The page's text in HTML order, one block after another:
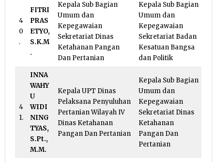
4
0
.
FITRI
PRAS
ETYO,
S.K.M
.
Kepala Sub Bagian
Umum dan
Kepegawaian
Sekretariat Dinas
Ketahanan Pangan
Dan Pertanian
Kepala Sub Bagian
Umum dan
Kepegawaian
Sekretariat Badan
Kesatuan Bangsa
dan Politik
4
1.
INNA
WAHY
U
WIDI
NING
TYAS,
S.Pt.,
M.M.
Kepala UPT Dinas
Pelaksana Penyuluhan
Pertanian Wilayah IV
Dinas Ketahanan
Pangan Dan Pertanian
Kepala Sub Bagian
Umum dan
Kepegawaian
Sekretariat Dinas
Ketahanan
Pangan Dan
Pertanian